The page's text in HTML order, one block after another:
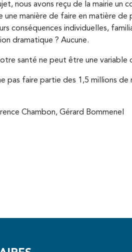
nous avons reçu de la mairie un
manière de faire en matière
conséquences individuelles,
dramatique ? Aucune.
santé ne peut être une variable
faire partie des 1,5 millions de
Chambon, Gérard Bommenel